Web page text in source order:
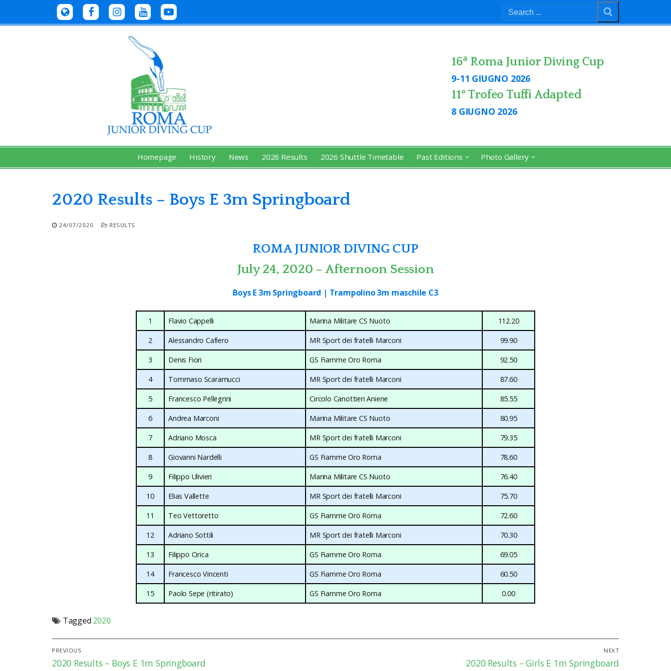
Search
for:
16aRoma Junior Diving Cup
9-11 GIUGNO 2026
11° Trofeo Tuffi Adapted
8 GIUGNO 2026
Homepage History News 2026 Results 2026 Shuttle Timetable Past Editions Photo Gallery
2020 Results – Boys E 3m Springboard
24/07/2020 RESULTS
ROMA JUNIOR DIVING CUP
July 24, 2020 – Afternoon Session
Boys E 3m Springboard | Trampolino 3m maschile C3
1 Flavio Cappelli Marina Militare CS Nuoto 112.20
2 Alessandro Cafiero MR Sport dei fratelli Marconi 99.90
3 Denis Fiori GS Fiamme Oro Roma 92.50
4 Tommaso Scaramucci MR Sport dei fratelli Marconi 87.60
5 Francesco Pellegrini Circolo Canottieri Aniene 85.55
6 Andrea Marconi Marina Militare CS Nuoto 80.95
7 Adriano Mosca MR Sport dei fratelli Marconi 79.35
8 Giovanni Nardelli GS Fiamme Oro Roma 78.60
9 Filippo Ulivieri Marina Militare CS Nuoto 76.40
10 Elias Vallette MR Sport dei fratelli Marconi 75.70
11 Teo Vettoretto GS Fiamme Oro Roma 72.60
12 Adriano Sottili MR Sport dei fratelli Marconi 70.30
13 Filippo Cirica GS Fiamme Oro Roma 69.05
14 Francesco Vincenti GS Fiamme Oro Roma 60.50
15 Paolo Sepe (ritirato) GS Fiamme Oro Roma 0.00
Tagged 2020
Post
PREVIOUS
Previous
2020 Results – Boys E 1m Springboard
NEXT
Next
2020 Results – Girls E 1m Springboard